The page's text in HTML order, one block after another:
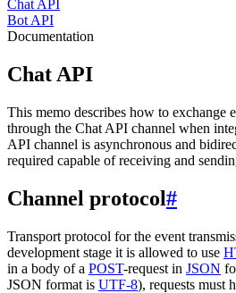
Chat API
Bot API
Documentation
Chat API
This memo describes how to exchange
through the Chat API channel when
API channel is asynchronous and
required capable of receiving and
Channel protocol#
Transport protocol for the event
development stage it is allowed to use
in a body of a POST-request in JSON
JSON format is UTF-8), requests must